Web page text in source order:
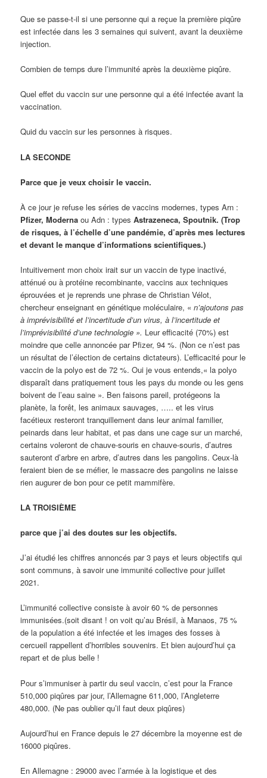
Que se passe-t-il si une personne qui a reçue la première piqûre
est infectée dans les 3 semaines qui suivent, avant la deuxième
injection.
Combien de temps dure l’immunité après la deuxième piqûre.
Quel effet du vaccin sur une personne qui a été infectée avant la
vaccination.
Quid du vaccin sur les personnes à risques.
LA SECONDE
Parce que je veux choisir le vaccin.
À ce jour je refuse les séries de vaccins modernes, types Arn :
Pfizer, Moderna ou Adn : typesAstrazeneca, Spoutnik. (Trop
de risques, à l’échelle d’une pandémie, d’après mes lectures
et devant le manque d’informations scientifiques.)
Intuitivement mon choix irait sur un vaccin de type inactivé,
atténué ou à protéine recombinante, vaccins aux techniques
éprouvées et je reprends une phrase de Christian Vélot,
chercheur enseignant en génétique moléculaire, «n’ajoutons pas
à imprévisibilité et l’incertitude d’un virus, à l’incertitude et
l’imprévisibilité d’une technologie ». Leur efficacité (70%) est
moindre que celle annoncée par Pfizer, 94 %. (Non ce n’est pas
un résultat de l’élection de certains dictateurs). L’efficacité pour le
vaccin de la polyo est de 72 %. Oui je vous entends,« la polyo
disparaît dans pratiquement tous les pays du monde ou les gens
boivent de l’eau saine ». Ben faisons pareil, protégeons la
planète, la forêt, les animaux sauvages, ….. et les virus
facétieux resteront tranquillement dans leur animal familier,
peinards dans leur habitat, et pas dans une cage sur un marché,
certains voleront de chauve-souris en chauve-souris, d’autres
sauteront d’arbre en arbre, d’autres dans les pangolins. Ceux-là
feraient bien de se méfier, le massacre des pangolins ne laisse
rien augurer de bon pour ce petit mammifère.
LA TROISIÈME
parce que j’ai des doutes sur les objectifs.
J’ai étudié les chiffres annoncés par 3 pays et leurs objectifs qui
sont communs, à savoir une immunité collective pour juillet
2021.
L’immunité collective consiste à avoir 60 % de personnes
immunisées.(soit disant ! on voit qu’au Brésil, à Manaos, 75 %
de la population a été infectée et les images des fosses à
cercueil rappellent d’horribles souvenirs. Et bien aujourd’hui ça
repart et de plus belle !
Pour s’immuniser à partir du seul vaccin, c’est pour la France
510,000 piqûres par jour, l’Allemagne 611,000, l’Angleterre
480,000. (Ne pas oublier qu’il faut deux piqûres)
Aujourd’hui en France depuis le 27 décembre la moyenne est de
16000 piqûres.
En Allemagne : 29000 avec l’armée à la logistique et des